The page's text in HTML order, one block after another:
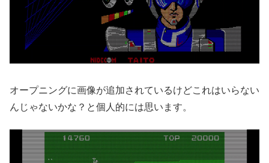
オープニングに画像が追加されているけどこれはいらない
んじゃないかな？と個人的には思います。